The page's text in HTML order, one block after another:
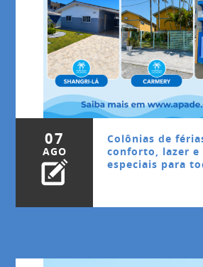
07
AGO
Colônias de
conforto, lazer e
especiais para